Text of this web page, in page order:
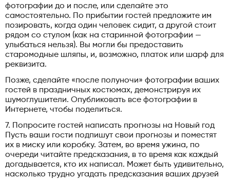
фотографии до и после, или сделайте это
самостоятельно. По прибытии гостей предложите им
позировать, когда один человек сидит, а другой стоит
рядом со стулом (как на старинной фотографии —
улыбаться нельзя). Вы могли бы предоставить
старомодные шляпы, и, возможно, платок или шарф для
реквизита.
Позже, сделайте «после полуночи» фотографии ваших
гостей в праздничных костюмах, демонстрируя их
шумоглушители. Опубликовать все фотографии в
Интернете, чтобы поделиться.
7. Попросите гостей написать прогнозы на Новый год
Пусть ваши гости подпишут свои прогнозы и поместят
их в миску или коробку. Затем, во время ужина, по
очереди читайте предсказания, в то время как каждый
догадывается, кто их написал. Может быть удивительно,
насколько трудно угадать предсказания ваших друзей